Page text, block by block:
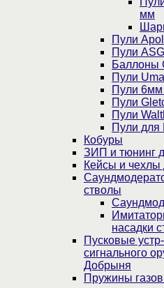
мм
Пули
Пули
Баллоны
Пули
Пули 6мм
Пули
Пули
Пули для
Кобуры
ЗИП и тюнинг
Кейсы и чехлы
стволы
насадки
Пусковые
сигнального
Добрыня
Пружины